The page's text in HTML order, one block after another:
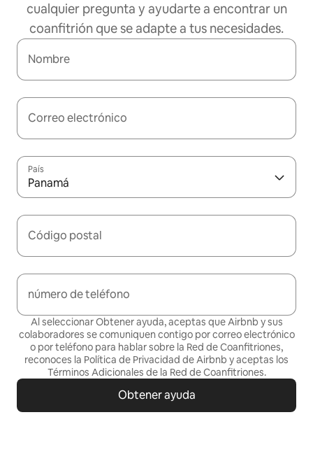
cualquier pregunta y ayudarte a encontrar un
coanfitrión que se adapte a tus necesidades.
Nombre
Correo electrónico
País
Panamá
Código postal
número de teléfono
Al seleccionar Obtener ayuda, aceptas que Airbnb y sus
colaboradores se comuniquen contigo por correo electrónico
o por teléfono para hablar sobre la Red de Coanfitriones,
reconoces la Política de Privacidad de Airbnb y aceptas los
Términos Adicionales de la Red de Coanfitriones.
Obtener ayuda